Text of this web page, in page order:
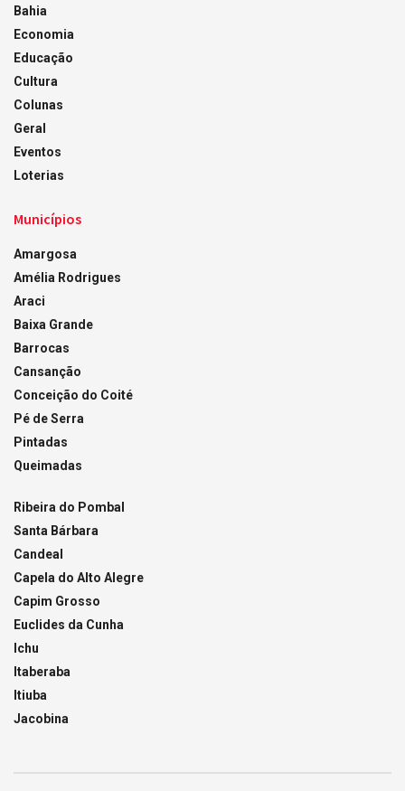
Bahia
Economia
Educação
Cultura
Colunas
Geral
Eventos
Loterias
Municípios
Amargosa
Amélia Rodrigues
Araci
Baixa Grande
Barrocas
Cansanção
Conceição do Coité
Pé de Serra
Pintadas
Queimadas
Ribeira do Pombal
Santa Bárbara
Candeal
Capela do Alto Alegre
Capim Grosso
Euclides da Cunha
Ichu
Itaberaba
Itiuba
Jacobina